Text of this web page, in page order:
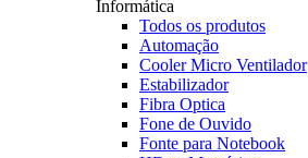
Informática
Todos os produtos
Automação
Cooler Micro Ventilador
Estabilizador
Fibra Optica
Fone de Ouvido
Fonte para Notebook